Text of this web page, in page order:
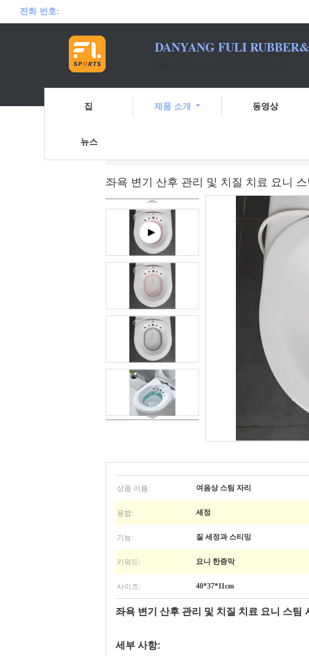
전화 번호:
DANYANG FULI
집 제품 소개 동영상
뉴스
좌욕 변기 산후 관리 및 치질 치료 요니
상품 이름: 여음상 스팀 자리
용법: 세정
기능: 질 세정과 스티밍
키워드: 요니 한증막
사이즈: 40*37*11cm
좌욕 변기 산후 관리 및 치질 치료 요니 스팀
세부 사항: